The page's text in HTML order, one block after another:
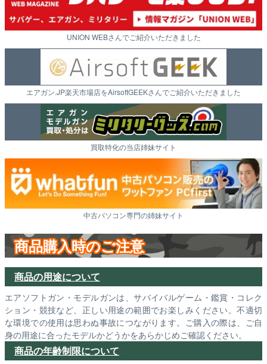
UNION WEBさんでご紹介いただきました
エアガン.JP楽天市場店をAirsoftGEEKさんでご紹介いただきました
買取特化の当店姉妹サイト
中古パソコン専門の姉妹サイト
商品購入時のご注意
商品の用途について
エアソフトガン・モデルガンは、サバイバルゲーム・鑑賞・コレク
ション・競技など、正しい用途の範囲でお楽しみください。不適切
な環境での使用は思わぬ事故につながります。ご購入の際は、ご自
身の用途に合ったモデルかどうかをあらかじめご確認ください。
商品の年齢制限について